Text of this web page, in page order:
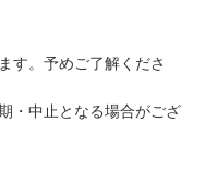
す。予めご了解くださ
・中止となる場合がござ